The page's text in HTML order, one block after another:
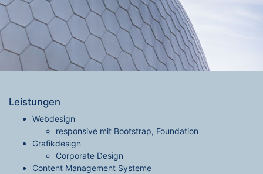
Leistungen
Webdesign
responsive mit Bootstrap, Foundation
Grafikdesign
Corporate Design
Content Management Systeme